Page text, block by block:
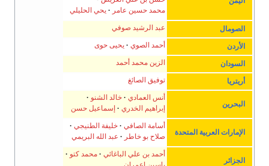
محمد حسين عامر
يحي الحليلي
الصومال عبد الرشيد صوفي
الأردن أحمد الصوي يحيى حوى
السودان الزين محمد أحمد
أريتريا توفيق الصائغ
البحرين
أنس العمادي
خالد الشنو
إبراهيم الخدري
إسماعيل حسن
الإمارات العربية المتحدة
أسامة الصافي
خليفة الطنيجي
صلاح بو خاطر
عبد الله البريمي
الجزائر
أحمد بن علي الباغائي
محمد كتو